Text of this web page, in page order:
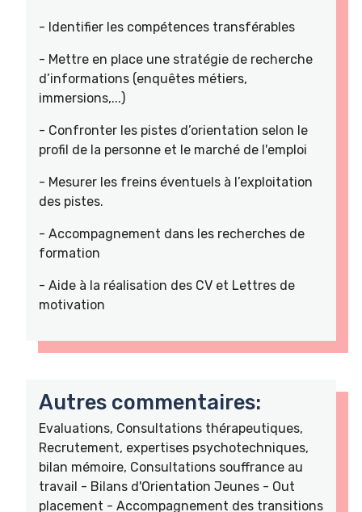
- Identifier les compétences transférables
- Mettre en place une stratégie de recherche
d’informations (enquêtes métiers,
immersions,...)
- Confronter les pistes d’orientation selon le
profil de la personne et le marché de l'emploi
- Mesurer les freins éventuels à l’exploitation
des pistes.
- Accompagnement dans les recherches de
formation
- Aide à la réalisation des CV et Lettres de
motivation
Autres commentaires:
Evaluations, Consultations thérapeutiques,
Recrutement, expertises psychotechniques,
bilan mémoire, Consultations souffrance au
travail - Bilans d'Orientation Jeunes - Out
placement - Accompagnement des transitions